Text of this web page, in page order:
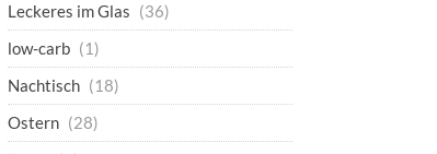
Leckeres im Glas (36)
low-carb (1)
Nachtisch (18)
Ostern (28)